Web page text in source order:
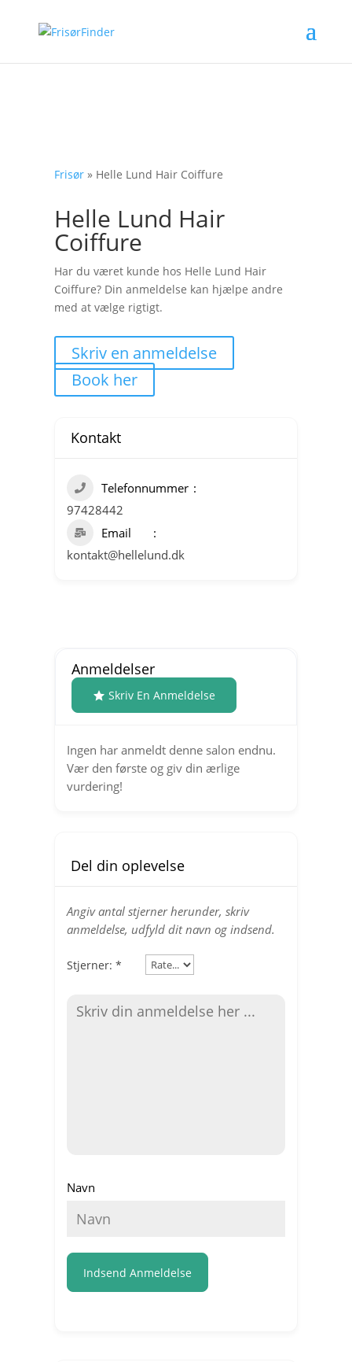
Frisør» Helle Lund Hair Coiffure
Helle Lund Hair
Coiffure
Har du været kunde hos Helle Lund Hair
Coiffure? Din anmeldelse kan hjælpe andre
med at vælge rigtigt.
Skriv en anmeldelse
Book her
Kontakt
Telefonnummer
97428442
Email
kontakt@hellelund.dk
Anmeldelser
Skriv En Anmeldelse
Ingen har anmeldt denne salon endnu.
Vær den første og giv din ærlige
vurdering!
Del din oplevelse
Angiv antal stjerner herunder, skriv
anmeldelse, udfyld dit navn og indsend.
Stjerner: *
Navn
Indsend Anmeldelse